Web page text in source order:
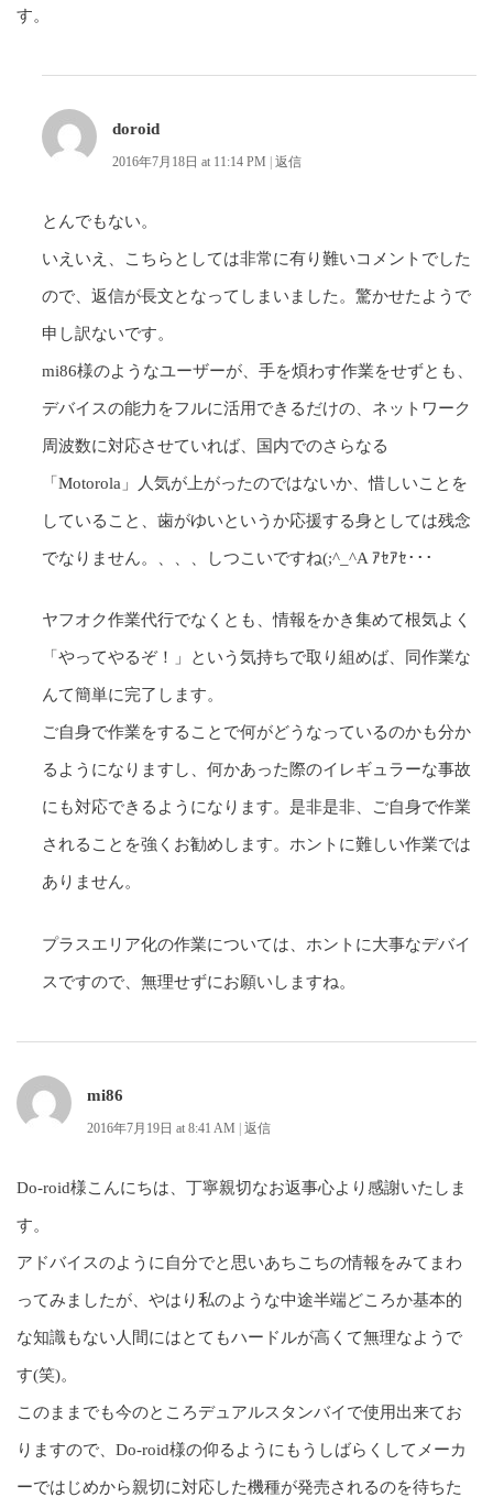
す。
doroid
2016年7月18日 at 11:14 PM | 返信
とんでもない。
いえいえ、こちらとしては非常に有り難いコメントでした
ので、返信が長文となってしまいました。驚かせたようで
申し訳ないです。
mi86様のようなユーザーが、手を煩わす作業をせずとも、
デバイスの能力をフルに活用できるだけの、ネットワーク
周波数に対応させていれば、国内でのさらなる
「Motorola」人気が上がったのではないか、惜しいことを
していること、歯がゆいというか応援する身としては残念
でなりません。、、、しつこいですね(;^_^A ｱｾｱｾ･･･
ヤフオク作業代行でなくとも、情報をかき集めて根気よく
「やってやるぞ！」という気持ちで取り組めば、同作業な
んて簡単に完了します。
ご自身で作業をすることで何がどうなっているのかも分か
るようになりますし、何かあった際のイレギュラーな事故
にも対応できるようになります。是非是非、ご自身で作業
されることを強くお勧めします。ホントに難しい作業では
ありません。
プラスエリア化の作業については、ホントに大事なデバイ
スですので、無理せずにお願いしますね。
mi86
2016年7月19日 at 8:41 AM | 返信
Do-roid様こんにちは、丁寧親切なお返事心より感謝いたしま
す。
アドバイスのように自分でと思いあちこちの情報をみてまわ
ってみましたが、やはり私のような中途半端どころか基本的
な知識もない人間にはとてもハードルが高くて無理なようで
す(笑)。
このままでも今のところデュアルスタンバイで使用出来てお
りますので、Do-roid様の仰るようにもうしばらくしてメーカ
ーではじめから親切に対応した機種が発売されるのを待ちた